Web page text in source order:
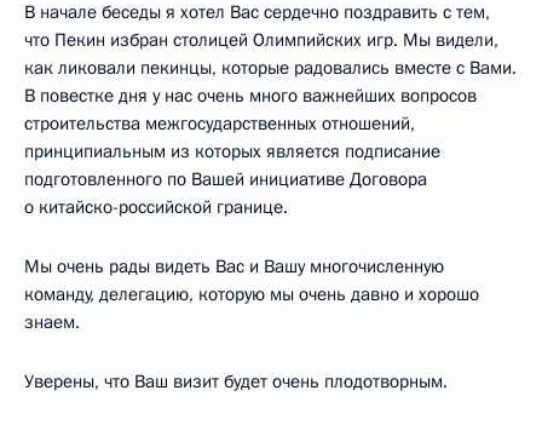
В начале беседы я хотел Вас сердечно поздравить с тем,
что Пекин избран столицей Олимпийских игр. Мы видели,
как ликовали пекинцы, которые радовались вместе с Вами.
В повестке дня у нас очень много важнейших вопросов
строительства межгосударственных отношений,
принципиальным из которых является подписание
подготовленного по Вашей инициативе Договора
о китайско-российской границе.
Мы очень рады видеть Вас и Вашу многочисленную
команду, делегацию, которую мы очень давно и хорошо
знаем.
Уверены, что Ваш визит будет очень плодотворным.